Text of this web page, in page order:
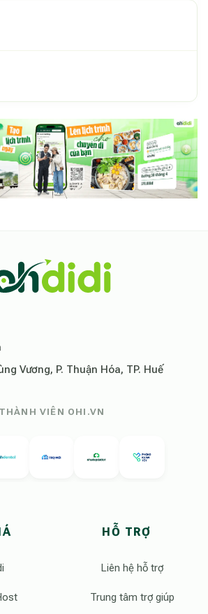
Vương, P. Thuận Hóa, TP. Huế
THÀNH VIÊN OHI.VN
HỖ TRỢ
Liên hệ hỗ trợ
Trung tâm trợ giúp